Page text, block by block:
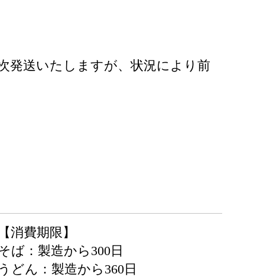
発送いたしますが、状況により前
【消費期限】
ば：製造から300日
うどん：製造から360日